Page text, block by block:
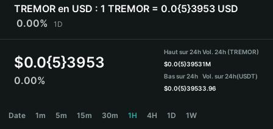
Bahasa Indonesia
ภาษาไทย
हिन्दी
Español
Português (Brasil)
TREMOR en USD : 1 TREMOR = 0.0{5}3953 USD
0.00%
1D
$0.0{5}3953
0.00%
Haut sur 24h
$0.0{5}3953
Bas sur 24h
$0.0{5}3953
Vol. 24h (TREMOR)
1M
Vol. sur 24h(USDT)
3.96
Date 1m 5m 15m 30m 1H 4H 1D 1W